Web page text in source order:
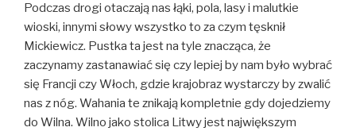
Podczas drogi otaczają nas łąki, pola, lasy i malutkie
wioski, innymi słowy wszystko to za czym tęsknił
Mickiewicz. Pustka ta jest na tyle znacząca, że
zaczynamy zastanawiać się czy lepiej by nam było wybrać
się Francji czy Włoch, gdzie krajobraz wystarczy by zwalić
nas z nóg. Wahania te znikają kompletnie gdy dojedziemy
do Wilna. Wilno jako stolica Litwy jest największym